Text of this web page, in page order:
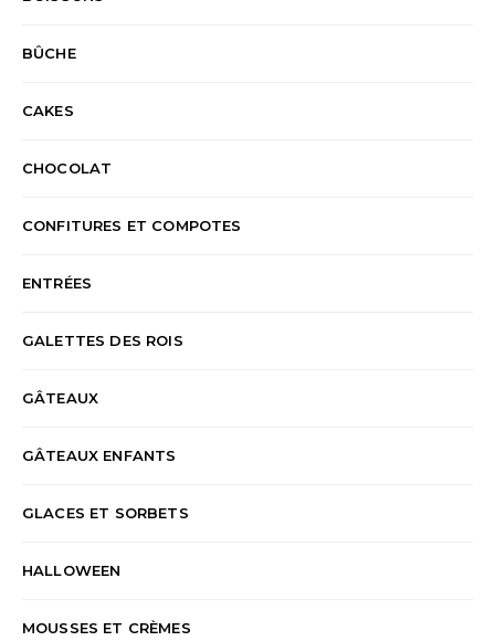
BÛCHE
CAKES
CHOCOLAT
CONFITURES ET COMPOTES
ENTRÉES
GALETTES DES ROIS
GÂTEAUX
GÂTEAUX ENFANTS
GLACES ET SORBETS
HALLOWEEN
MOUSSES ET CRÈMES